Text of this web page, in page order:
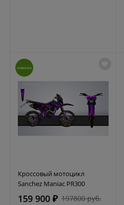
НОВИНКА
Кроссовый мотоцикл
Sanchez Maniac PR300
159 900 ₽ 197800 руб.